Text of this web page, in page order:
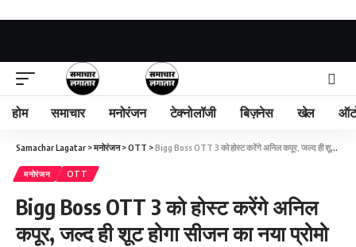
होम समाचार मनोरंजन टेक्नोलॉजी बिज़नेस खेल
Samachar Lagatar >मनोरंजन>OTT >Bigg Boss OTT 3 को होस्ट करेंगे अनिल कपूर, जल्द ही शूट होगा सीजन का नया प्रोमो
मनोरंजन OTT
Bigg Boss OTT 3 को होस्ट करेंगे अनिल
कपूर, जल्द ही शूट होगा सीजन का नया प्रोमो